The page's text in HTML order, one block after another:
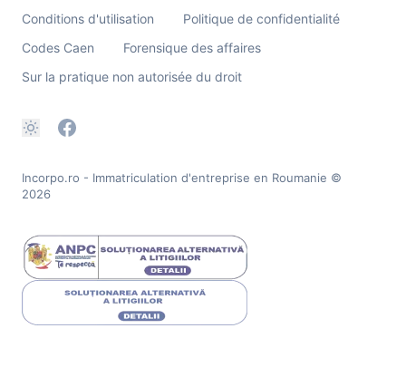
Conditions d'utilisation
Politique de confidentialité
Codes Caen
Forensique des affaires
Sur la pratique non autorisée du droit
Incorpo.ro - Immatriculation d'entreprise en Roumanie ©
2026